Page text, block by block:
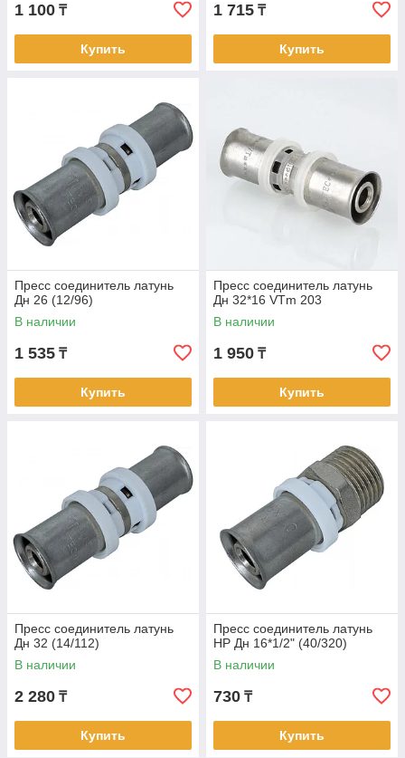
1 100 ₸
Купить
1 715 ₸
Купить
Пресс соединитель латунь
Дн 26 (12/96)
В наличии
1 535 ₸
Купить
Пресс соединитель латунь
Дн 32*16 VTm 203
В наличии
1 950 ₸
Купить
Пресс соединитель латунь
Дн 32 (14/112)
В наличии
2 280 ₸
Купить
Пресс соединитель латунь
НР Дн 16*1/2" (40/320)
В наличии
730 ₸
Купить